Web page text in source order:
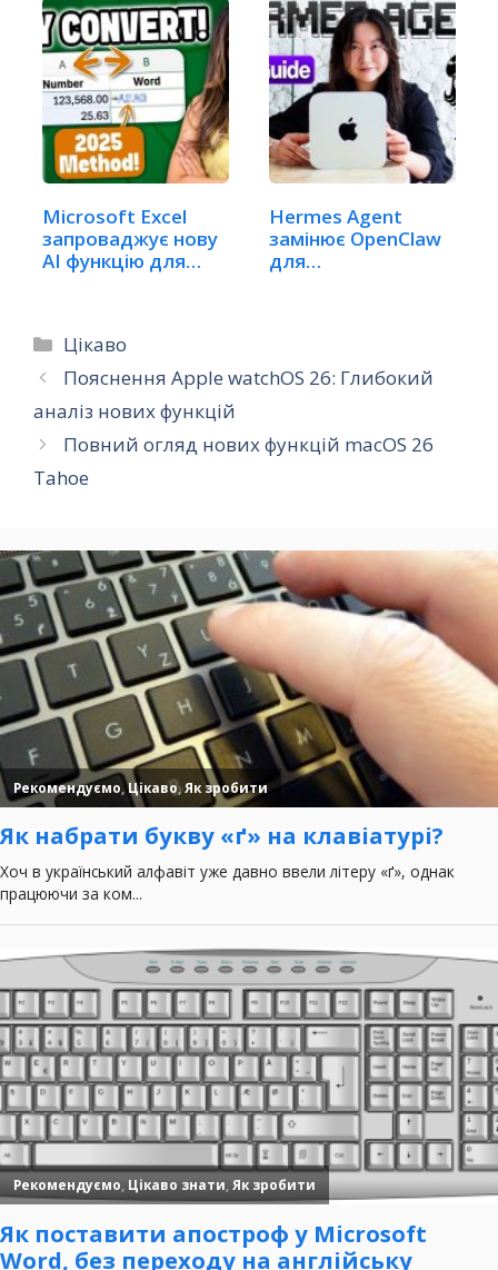
Microsoft Excel
запроваджує нову
AI функцію для…
Hermes Agent
замінює OpenClaw
для
Категорії
Цікаво
Пояснення Apple watchOS 26: Глибокий
аналіз нових функцій
Повний огляд нових функцій macOS 26
Tahoe